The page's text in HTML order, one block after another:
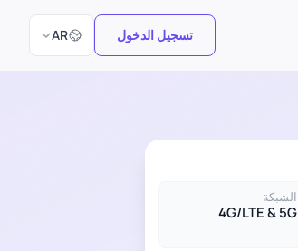
تسجيل الدخول AR
اختر اللغة
الشبكة
4G/LTE & 5G